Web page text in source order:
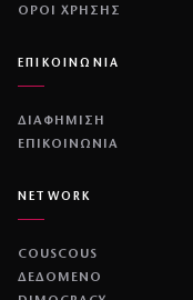
ΌΡΟΙ ΧΡΉΣΗΣ
ΕΠΙΚΟΙΝΩΝΙΑ
ΔΙΑΦΗΜΙΣΗ
ΕΠΙΚΟΙΝΩΝΙΑ
NETWORK
COUSCOUS
ΔΕΔΟΜΕΝΟ